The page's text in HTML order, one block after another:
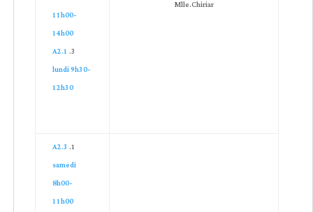
Mlle.Chiriar
11h00-
14h00
A2.1
lundi 9h30-
12h30
A2.3
samedi
8h00-
11h00